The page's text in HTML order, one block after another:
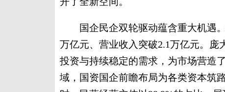
国企民企双轮驱动蕴含重大机遇。
万亿元、营业收入突破2.1万亿元。庞
投资与持续稳定的需求，为市场营造
域，国资国企前瞻布局为各类资本筑